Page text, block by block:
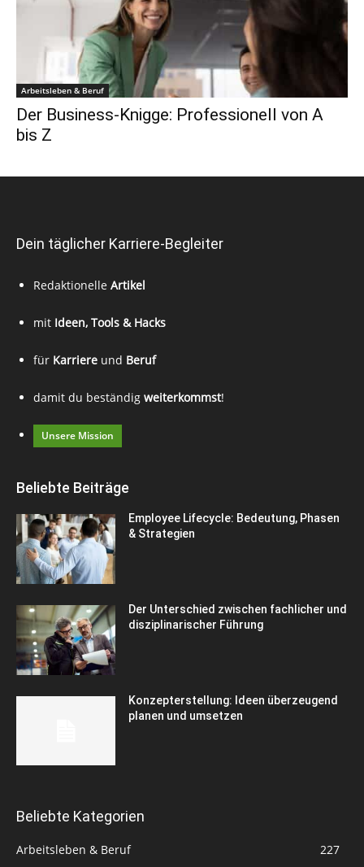
Arbeitsleben & Beruf
Der Business-Knigge: Professionell von A
bis Z
Dein täglicher Karriere-Begleiter
Redaktionelle Artikel
mit Ideen, Tools & Hacks
für Karriere und Beruf
damit du beständig weiterkommst!
Unsere Mission
Beliebte Beiträge
Employee Lifecycle: Bedeutung, Phasen
& Strategien
Der Unterschied zwischen fachlicher und
disziplinarischer Führung
Konzepterstellung: Ideen überzeugend
planen und umsetzen
Beliebte Kategorien
Arbeitsleben & Beruf 227